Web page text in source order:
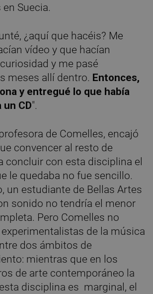
Suecia.
¿aquí que hacéis? Me
vídeo y que hacían
y me pasé
meses allí dentro. Entonces,
y entregué lo que había
un CD".
de Comelles, encajó
convencer al resto de
concluir con esta disciplina el
le quedaba no fue sencillo.
un estudiante de Bellas Artes
sonido no tendría el menor
Pero Comelles no
de la música
dos ámbitos de
mientras que en los
de arte contemporáneo la
disciplina es marginal, el